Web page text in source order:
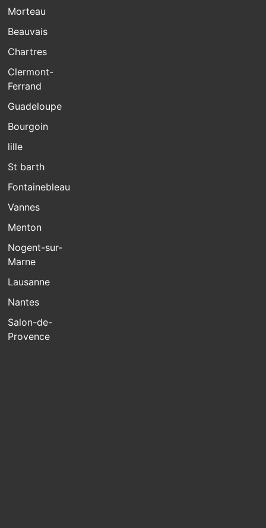
Morteau
Beauvais
Chartres
Clermont-
Ferrand
Guadeloupe
Bourgoin
lille
St barth
Fontainebleau
Vannes
Menton
Nogent-sur-
Marne
Lausanne
Nantes
Salon-de-
Provence